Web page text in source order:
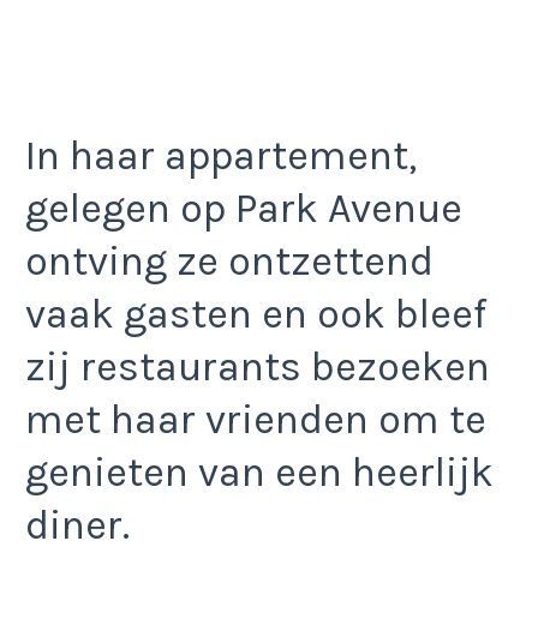
In haar appartement,
gelegen op Park Avenue
ontving ze ontzettend
vaak gasten en ook bleef
zij restaurants bezoeken
met haar vrienden om te
genieten van een heerlijk
diner.